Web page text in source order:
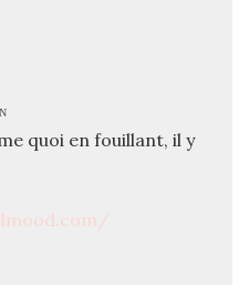
quoi en fouillant, il y